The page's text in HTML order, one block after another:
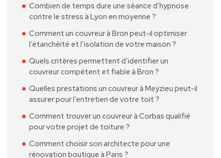
Combien de temps dure une séance d’hypnose
contre le stress à Lyon en moyenne ?
Comment un couvreur à Bron peut-il optimiser
l’étanchéité et l’isolation de votre maison ?
Quels critères permettent d’identifier un
couvreur compétent et fiable à Bron ?
Quelles prestations un couvreur à Meyzieu peut-il
assurer pour l’entretien de votre toit ?
Comment trouver un couvreur à Corbas qualifié
pour votre projet de toiture ?
Comment choisir son architecte pour une
rénovation boutique à Paris ?